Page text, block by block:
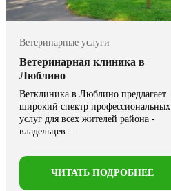
Ветеринарные услуги
Ветеринарная клиника в
Люблино
Ветклиника в Люблино предлагает
широкий спектр профессиональных
услуг для всех жителей района -
владельцев ...
ЧИТАТЬ ПОДРОБНЕЕ